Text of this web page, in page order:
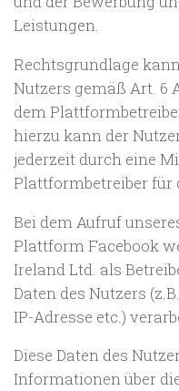
Leistungen.
Rechtsgrundlage
Nutzers gemäß Art. 6
dem
hierzu kann der
jederzeit durch eine
Plattformbetreiber für
Bei dem Aufruf
Plattform Facebook
Ireland Ltd. als
Daten des Nutzers
IP-Adresse etc.)
Diese Daten des
Informationen über